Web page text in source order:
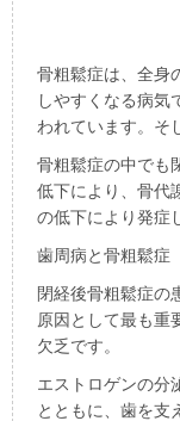
骨粗鬆症は、全身
しやすくなる病気
われています。そ
骨粗鬆症の中でも
低下により、骨代
の低下により発症
歯周病と骨粗鬆症
閉経後骨粗鬆症の
原因として最も重
欠乏です。
エストロゲンの分
とともに、歯を支